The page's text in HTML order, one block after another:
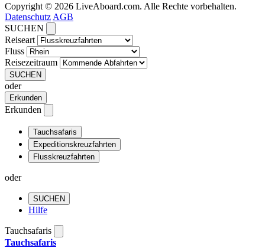
Copyright © 2026 LiveAboard.com. Alle Rechte vorbehalten.
Datenschutz AGB
SUCHEN
Reiseart
Fluss
Reisezeitraum
SUCHEN
oder
Erkunden
Erkunden
Tauchsafaris
Expeditionskreuzfahrten
Flusskreuzfahrten
oder
SUCHEN
Hilfe
Tauchsafaris
Tauchsafaris